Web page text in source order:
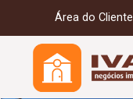
Área do Cliente